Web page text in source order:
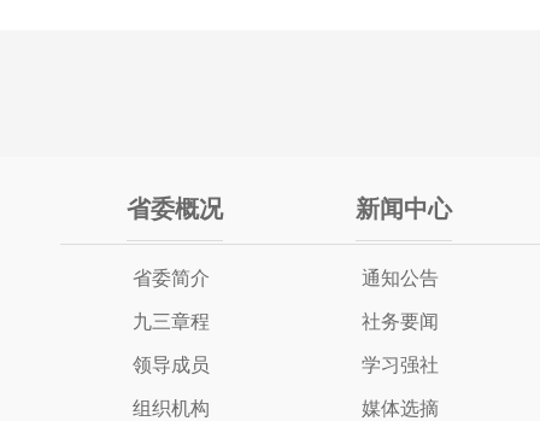
省委概况
省委简介
九三章程
领导成员
组织机构
新闻中心
通知公告
社务要闻
学习强社
媒体选摘